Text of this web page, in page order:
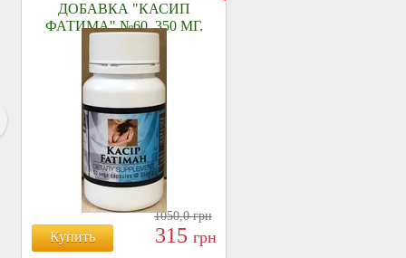
ДОБАВКА "КАСИП
ФАТИМА" №60, 350 МГ.
Купить
1050,0грн
315 грн